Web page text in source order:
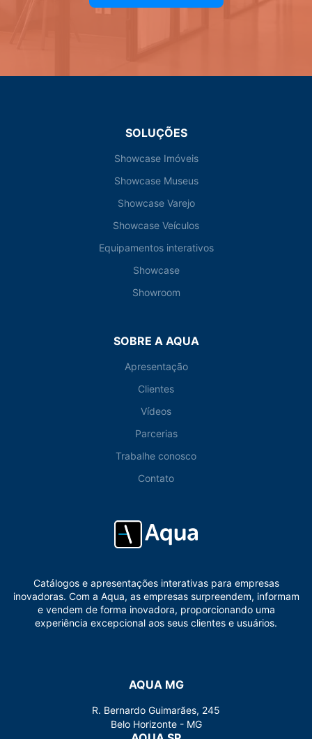
SOLUÇÕES
Showcase Imóveis
Showcase Museus
Showcase Varejo
Showcase Veículos
Equipamentos interativos
Showcase
Showroom
SOBRE A AQUA
Apresentação
Clientes
Vídeos
Parcerias
Trabalhe conosco
Contato
Catálogos e apresentações interativas para empresas
inovadoras. Com a Aqua, as empresas surpreendem, informam
e vendem de forma inovadora, proporcionando uma
experiência excepcional aos seus clientes e usuários.
AQUA MG
R. Bernardo Guimarães, 245
Belo Horizonte - MG